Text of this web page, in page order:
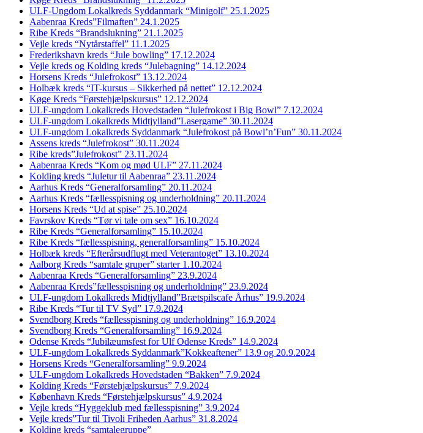
ULF-Ungdom Lokalkreds Syddanmark “Minigolf” 25.1.2025
Aabenraa Kreds”Filmaften” 24.1.2025
Ribe Kreds “Brandslukning” 21.1.2025
Vejle kreds “Nytårstaffel” 11.1.2025
Frederikshavn kreds “Jule bowling” 17.12.2024
Vejle kreds og Kolding kreds “Julebagning” 14.12.2024
Horsens Kreds “Julefrokost” 13.12.2024
Holbæk kreds “IT-kursus – Sikkerhed på nettet” 12.12.2024
Køge Kreds “Førstehjælpskursus” 12.12.2024
ULF-ungdom Lokalkreds Hovedstaden “Julefrokost i Big Bowl” 7.12.2024
ULF-ungdom Lokalkreds Midtjylland”Lasergame” 30.11.2024
ULF-ungdom Lokalkreds Syddanmark “Julefrokost på Bowl’n’Fun” 30.11.2024
Assens kreds “Julefrokost” 30.11.2024
Ribe kreds”Julefrokost” 23.11.2024
Aabenraa Kreds “Kom og mød ULF” 27.11.2024
Kolding kreds “Juletur til Aabenraa” 23.11.2024
Aarhus Kreds “Generalforsamling” 20.11.2024
Aarhus Kreds “fællesspisning og underholdning” 20.11.2024
Horsens Kreds “Ud at spise” 25.10.2024
Favrskov Kreds “Tør vi tale om sex” 16.10.2024
Ribe Kreds “Generalforsamling” 15.10.2024
Ribe Kreds “fællesspisning, generalforsamling” 15.10.2024
Holbæk kreds “Efterårsudflugt med Veterantoget” 13.10.2024
Aalborg Kreds “samtale gruper” starter 1.10.2024
Aabenraa Kreds “Generalforsamling” 23.9.2024
Aabenraa Kreds”fællesspisning og underholdning” 23.9.2024
ULF-ungdom Lokalkreds Midtjylland”Brætspilscafe Århus” 19.9.2024
Ribe Kreds “Tur til TV Syd” 17.9.2024
Svendborg Kreds “fællesspisning og underholdning” 16.9.2024
Svendborg Kreds “Generalforsamling” 16.9.2024
Odense Kreds “Jubilæumsfest for Ulf Odense Kreds” 14.9.2024
ULF-ungdom Lokalkreds Syddanmark”Kokkeaftener” 13.9 og 20.9.2024
Horsens Kreds “Generalforsamling” 9.9.2024
ULF-ungdom Lokalkreds Hovedstaden “Bakken” 7.9.2024
Kolding Kreds “Førstehjælpskursus” 7.9.2024
København Kreds “Førstehjælpskursus” 4.9.2024
Vejle kreds “Hyggeklub med fællesspisning” 3.9.2024
Vejle kreds”Tur til Tivoli Friheden Aarhus” 31.8.2024
Kolding kreds “samtalegruppe”